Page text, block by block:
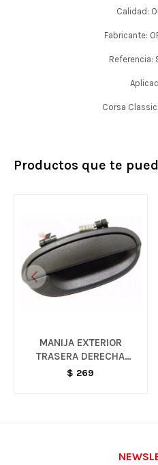
Calidad:
Fabricante:
Referencia:
Corsa
Productos que te
MANIJA EXTERIOR
TRASERA DERECHA
NEGRA - SPARK
$ 269